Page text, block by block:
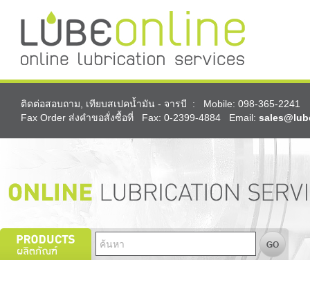
ติดต่อสอบถาม, เทียบสเปคน้ำมัน - จารบี : Mobile: 098-365-2241
Fax Order ส่งคำขอสั่งซื้อที่ Fax: 0-2399-4884 Email: